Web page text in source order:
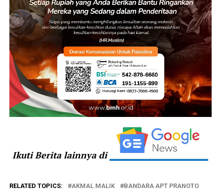
Ikuti Berita lainnya di
RELATED TOPICS: AKMAL MALIK
BANDARA APT PRANOTO